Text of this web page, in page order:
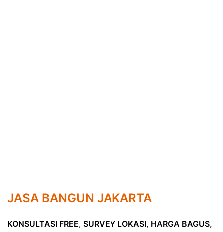
JASA BANGUN JAKARTA
KONSULTASI FREE, SURVEY LOKASI, HARGA BAGUS,